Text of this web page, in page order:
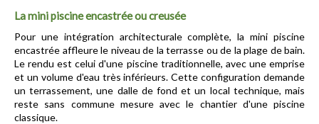
La mini piscine encastrée ou creusée
Pour une intégration architecturale complète, la mini piscine
encastrée affleure le niveau de la terrasse ou de la plage de bain.
Le rendu est celui d'une piscine traditionnelle, avec une emprise
et un volume d'eau très inférieurs. Cette configuration demande
un terrassement, une dalle de fond et un local technique, mais
reste sans commune mesure avec le chantier d'une piscine
classique.